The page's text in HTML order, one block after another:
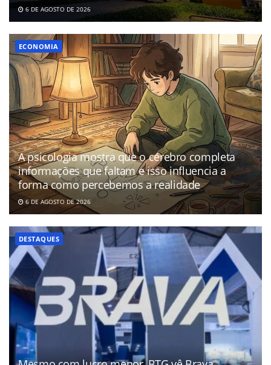
6 DE AGOSTO DE 2026
ECONOMIA
A psicologia mostra que o cérebro completa
informações que faltam e isso influencia a
forma como percebemos a realidade
6 DE AGOSTO DE 2026
DESTAQUES